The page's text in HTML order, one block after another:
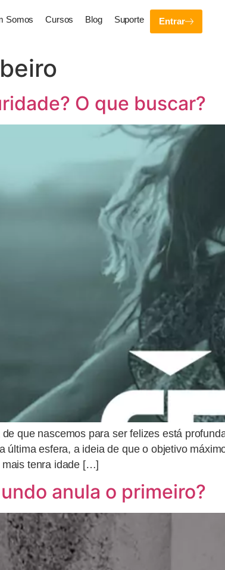
Somos Cursos Blog Suporte Entrar
O que buscar?
que nascemos para ser felizes está
última esfera, a ideia de que o objetivo
mais tenra idade […]
anula o primeiro?